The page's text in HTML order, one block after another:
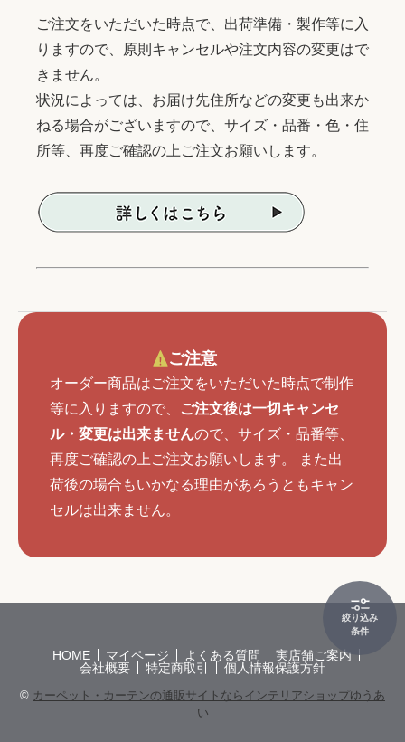
絞り込み
条件
ご注文をいただいた時点で、出荷準備・製作等に入
りますので、原則キャンセルや注文内容の変更はで
きません。
状況によっては、お届け先住所などの変更も出来か
ねる場合がございますので、サイズ・品番・色・住
所等、再度ご確認の上ご注文お願いします。
ご注意
オーダー商品はご注文をいただいた時点で制作
等に入りますので、
ご注文後は一切キャンセ
ル・変更は出来ませんので、サイズ・品番等、
再度ご確認の上ご注文お願いします。 また出
荷後の場合もいかなる理由があろうともキャン
セルは出来ません。
HOME マイページ よくある質問
実店舗ご案内
会社概要
特定商取引 個人情報保護方針
© カーペット・カーテンの通販サイトならインテリアショップゆうあ
い